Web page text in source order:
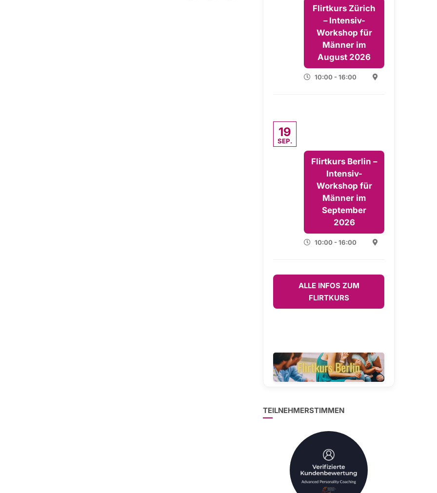
Flirtkurs Zürich
– Intensiv-
Workshop für
Männer im
August 2026
10:00 - 16:00
19
SEP.
Flirtkurs Berlin –
Intensiv-
Workshop für
Männer im
September
2026
10:00 - 16:00
ALLE INFOS ZUM
FLIRTKURS
TEILNEHMERSTIMMEN